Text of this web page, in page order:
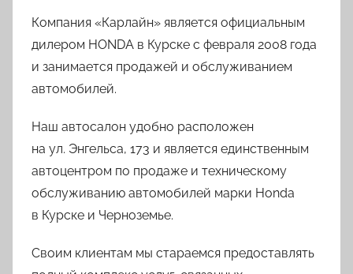
Компания «Карлайн» является официальным
дилером HONDA в Курске с февраля 2008 года
и занимается продажей и обслуживанием
автомобилей.
Наш автосалон удобно расположен
на ул. Энгельса, 173 и является единственным
автоцентром по продаже и техническому
обслуживанию автомобилей марки Honda
в Курске и Черноземье.
Своим клиентам мы стараемся предоставлять